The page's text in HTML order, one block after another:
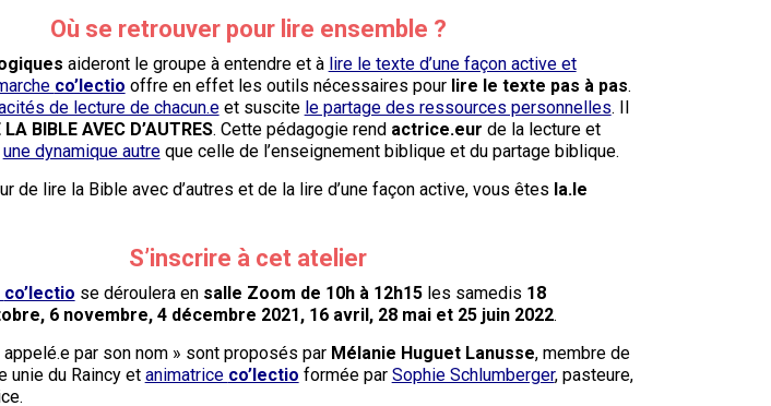
Où se retrouver pour lire ensemble ?
aideront le groupe à entendre et à lire le texte d’une façon active et
co’lectio offre en effet les outils nécessaires pour lire le texte pas à pas.
de lecture de chacun.eet suscite le partage des ressources personnelles. Il
LA BIBLE AVEC D’AUTRES. Cette pédagogie rend actrice.eur de la lecture et
une dynamique autreque celle de l’enseignement biblique et du partage biblique.
de lire la Bible avec d’autres et de la lire d’une façon active, vous êtes la.le
S’inscrire à cet atelier
co’lectio se déroulera en salle Zoom de 10h à 12h15les samedis 18
6 novembre, 4 décembre 2021, 16 avril, 28 mai et 25 juin 2022.
par son nom » sont proposés par Mélanie Huguet Lanusse, membre de
unie du Raincy et animatrice co’lectio formée par Sophie Schlumberger, pasteure,